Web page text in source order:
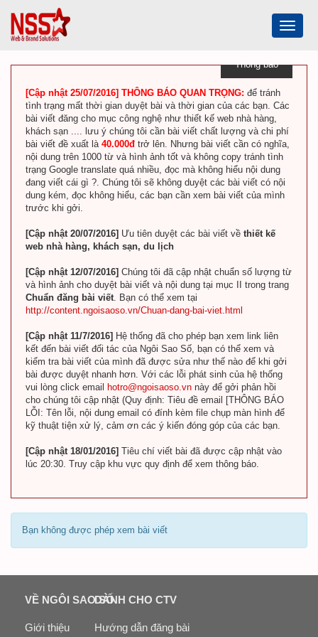
Toggle
Thông báo
[Cập nhật 25/07/2016] THÔNG BÁO QUAN TRỌNG: để tránh
tình trạng mất thời gian duyệt bài và thời gian của các bạn. Các
bài viết đăng cho mục công nghệ như thiết kế web nhà hàng,
khách sạn .... lưu ý chúng tôi cần bài viết chất lượng và chi phí
bài viết đề xuất là 40.000đ trở lên. Nhưng bài viết cần có nghĩa,
nội dung trên 1000 từ và hình ảnh tốt và không copy tránh tình
trạng Google translate quá nhiều, đọc mà không hiểu nội dung
đang viết cái gì ?. Chúng tôi sẽ không duyệt các bài viết có nội
dung kém, đọc không hiểu, các bạn cần xem bài viết của mình
trước khi gởi.
[Cập nhật 20/07/2016] Ưu tiên duyệt các bài viết về thiết kế
web nhà hàng, khách sạn, du lịch
[Cập nhật 12/07/2016] Chúng tôi đã cập nhật chuẩn số lượng từ
và hình ảnh cho duyệt bài viết và nội dung tại mục II trong trang
Chuẩn đăng bài viết. Bạn có thể xem tại
http://content.ngoisaoso.vn/Chuan-dang-bai-viet.html
[Cập nhật 11/7/2016] Hệ thống đã cho phép bạn xem link liên
kết đến bài viết đối tác của Ngôi Sao Số, bạn có thể xem và
kiểm tra bài viết của mình đã được sửa như thế nào để khi gởi
bài được duyệt nhanh hơn. Với các lỗi phát sinh của hệ thống
vui lòng click email
hotro@ngoisaoso.vn này để gởi phản hồi
cho chúng tôi cập nhật (Quy định: Tiêu đề email [THÔNG BÁO
LỖI: Tên lỗi, nội dung email có đính kèm file chụp màn hình để
kỹ thuật tiện xử lý, cảm ơn các ý kiến đóng góp của các bạn.
[Cập nhật 18/01/2016] Tiêu chí viết bài đã được cập nhật vào
lúc 20:30. Truy cập khu vực quy định để xem thông báo.
Bạn không được phép xem bài viết
VỀ NGÔI SAO SỐ
Giới thiệu
DÀNH CHO CTV
Hướng dẫn đăng bài